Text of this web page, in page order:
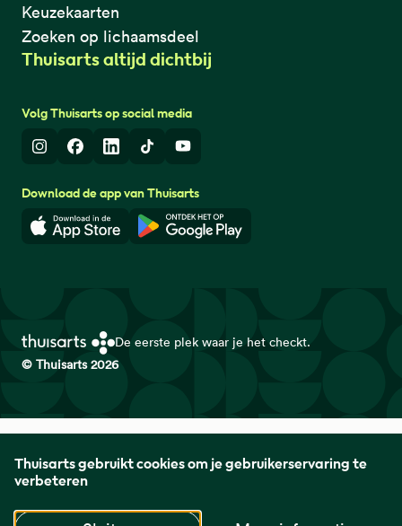
Thuisarts gebruikt cookies om je gebruikerservaring te
verbeteren
Keuzekaarten
Zoeken op lichaamsdeel
Thuisarts altijd dichtbij
Volg Thuisarts op social media
InstagramFacebook
LinkedInTikTokYoutube
Download de app van Thuisarts
Download in de App StoreDownload in de Google Play
De eerste plek waar je het checkt.
© Thuisarts 2026
Huisartsen Genootschap met de Federatie Medisch
Specialisten en Patiëntenfederatie Nederland.